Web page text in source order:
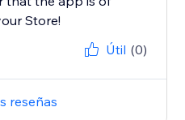
Store!
Útil (0)
reseñas